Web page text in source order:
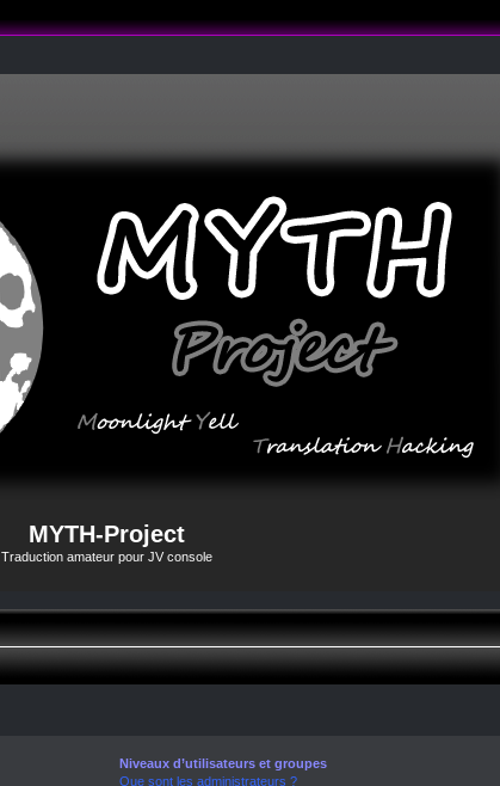
MYTH-Project
Traduction amateur pour JV console
Niveaux d’utilisateurs et groupes
Que sont les administrateurs ?